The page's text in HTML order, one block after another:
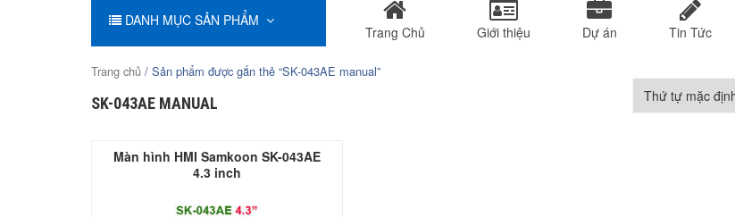
DANH MỤC SẢN PHẨM
Trang Chủ Giới thiệu Dự án Tin Tức
Trang chủ / Sản phẩm được gắn thẻ “SK-043AE manual”
SK-043AE MANUAL
Màn hình HMI Samkoon SK-043AE
4.3 inch